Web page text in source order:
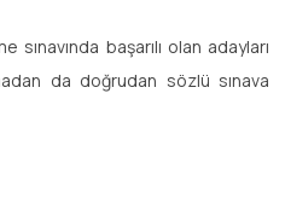
sınavında başarılı olan adayları
da doğrudan sözlü sınava